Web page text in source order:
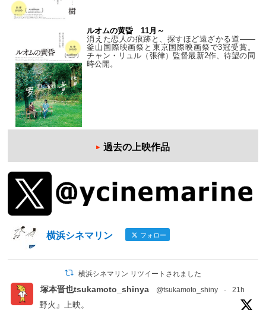
ルオムの黄昏 11月～
消えた恋人の痕跡と、探すほど遠ざかる道——
釜山国際映画祭と東京国際映画祭で3冠受賞。
チャン・リュル（張律）監督最新2作、待望の同
時公開。
過去の上映作品
横浜シネマリン フォロー
横浜シネマリン リツイートされました
塚本晋也tsukamoto_shinya @tsukamoto_shiny · 21h
野火』上映。